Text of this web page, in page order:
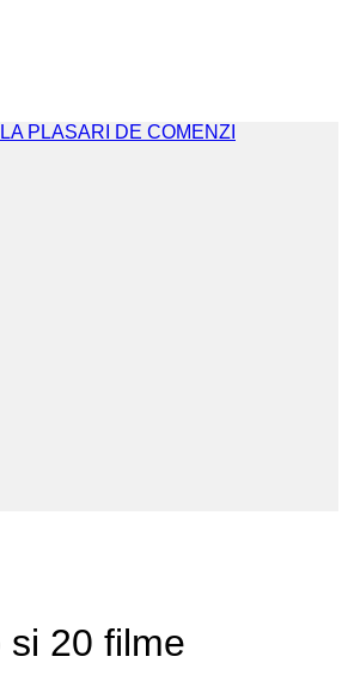
PLASARI DE COMENZI
20 filme